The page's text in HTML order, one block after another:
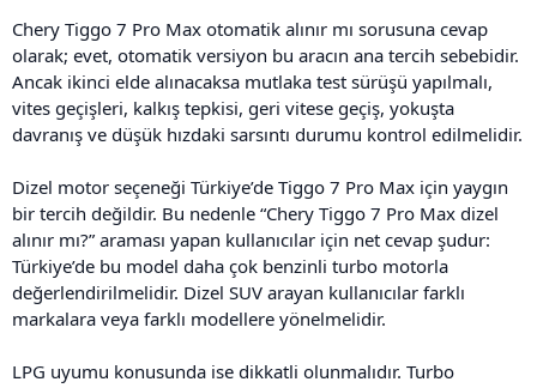
Chery Tiggo 7 Pro Max otomatik alınır mı sorusuna cevap
olarak; evet, otomatik versiyon bu aracın ana tercih sebebidir.
Ancak ikinci elde alınacaksa mutlaka test sürüşü yapılmalı,
vites geçişleri, kalkış tepkisi, geri vitese geçiş, yokuşta
davranış ve düşük hızdaki sarsıntı durumu kontrol edilmelidir.
Dizel motor seçeneği Türkiye’de Tiggo 7 Pro Max için yaygın
bir tercih değildir. Bu nedenle “Chery Tiggo 7 Pro Max dizel
alınır mı?” araması yapan kullanıcılar için net cevap şudur:
Türkiye’de bu model daha çok benzinli turbo motorla
değerlendirilmelidir. Dizel SUV arayan kullanıcılar farklı
markalara veya farklı modellere yönelmelidir.
LPG uyumu konusunda ise dikkatli olunmalıdır. Turbo